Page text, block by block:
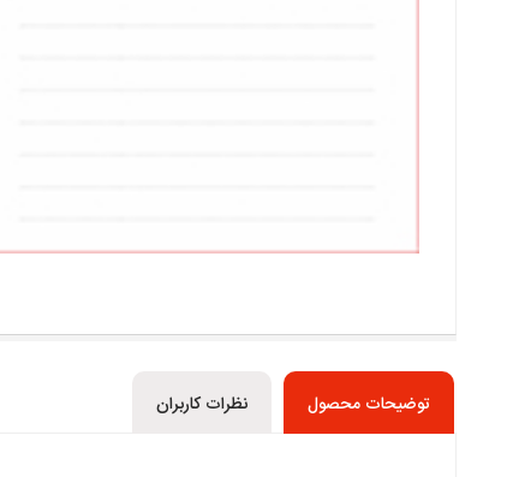
توضیحات محصول نظرات کاربران